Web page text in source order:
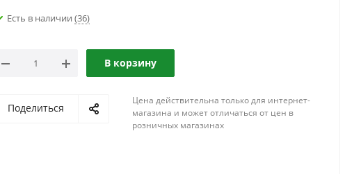
Есть в наличии (36)
В корзину
Поделиться
Цена действительна только для интернет-
магазина и может отличаться от цен в
розничных магазинах